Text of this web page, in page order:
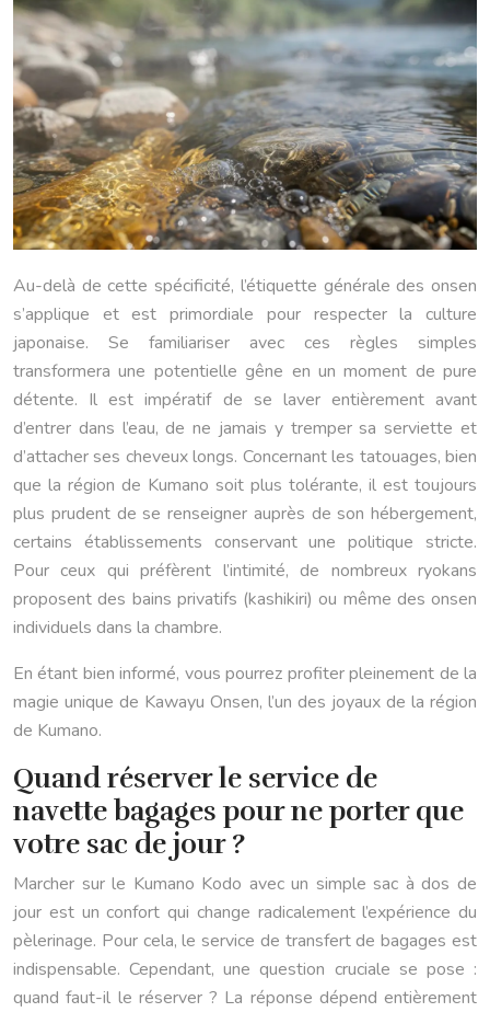
Au-delà de cette spécificité, l’étiquette générale des onsen
s’applique et est primordiale pour respecter la culture
japonaise. Se familiariser avec ces règles simples
transformera une potentielle gêne en un moment de pure
détente. Il est impératif de se laver entièrement avant
d’entrer dans l’eau, de ne jamais y tremper sa serviette et
d’attacher ses cheveux longs. Concernant les tatouages, bien
que la région de Kumano soit plus tolérante, il est toujours
plus prudent de se renseigner auprès de son hébergement,
certains établissements conservant une politique stricte.
Pour ceux qui préfèrent l’intimité, de nombreux ryokans
proposent des bains privatifs (kashikiri) ou même des onsen
individuels dans la chambre.
En étant bien informé, vous pourrez profiter pleinement de la
magie unique de Kawayu Onsen, l’un des joyaux de la région
de Kumano.
Quand réserver le service de
navette bagages pour ne porter que
votre sac de jour ?
Marcher sur le Kumano Kodo avec un simple sac à dos de
jour est un confort qui change radicalement l’expérience du
pèlerinage. Pour cela, le service de transfert de bagages est
indispensable. Cependant, une question cruciale se pose :
quand faut-il le réserver ? La réponse dépend entièrement